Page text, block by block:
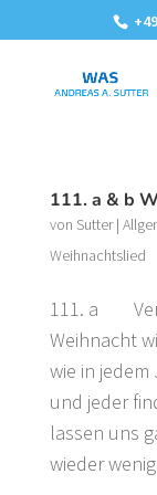
111. a & b
von Sutter|
Weihnachtslied
111. a
Weihnacht
wie in
und jeder
lassen uns
wieder